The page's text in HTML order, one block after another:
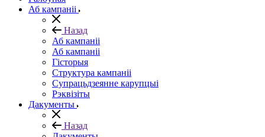
Аб кампаніі
Назад
Аб кампаніі
Аб кампаніі
Гісторыя
Структура кампаніі
Супрацьдзеянне карупцыі
Рэквізіты
Дакументы
Назад